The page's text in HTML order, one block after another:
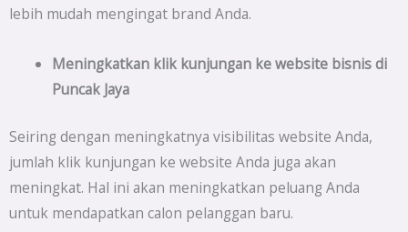
lebih mudah mengingat brand Anda.
Meningkatkan klik kunjungan ke website bisnis di
Puncak Jaya
Seiring dengan meningkatnya visibilitas website Anda,
jumlah klik kunjungan ke website Anda juga akan
meningkat. Hal ini akan meningkatkan peluang Anda
untuk mendapatkan calon pelanggan baru.